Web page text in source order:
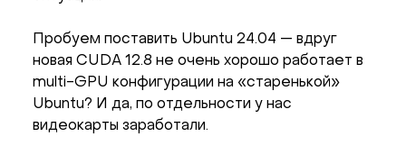
Пробуем поставить Ubuntu 24.04 — вдруг
новая CUDA 12.8 не очень хорошо работает в
multi-GPU конфигурации на «старенькой»
Ubuntu? И да, по отдельности у нас
видеокарты заработали.